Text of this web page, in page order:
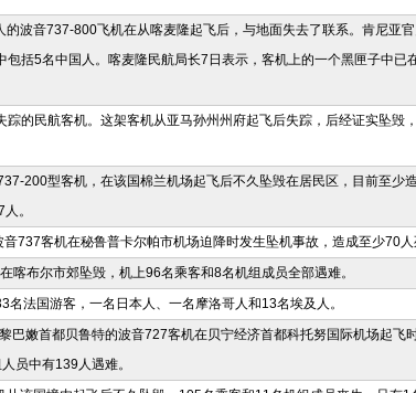
波音737-800飞机在从喀麦隆起飞后，与地面失去了联系。肯尼亚
括5名中国人。喀麦隆民航局长7日表示，客机上的一个黑匣子中已
的民航客机。这架客机从亚马孙州州府起飞后失踪，后经证实坠毁
200型客机，在该国棉兰机场起飞后不久坠毁在居民区，目前至少
。
737客机在秘鲁普卡尔帕市机场迫降时发生坠机事故，造成至少70人
喀布尔市郊坠毁，机上96名乘客和8名机组成员全部遇难。
法国游客，一名日本人、一名摩洛哥人和13名埃及人。
巴嫩首都贝鲁特的波音727客机在贝宁经济首都科托努国际机场起飞
员中有139人遇难。